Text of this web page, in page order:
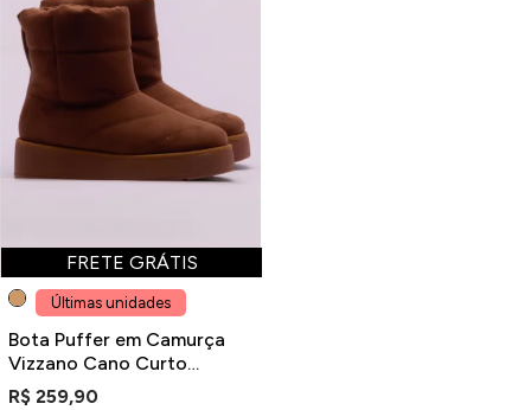
FRETE GRÁTIS
Últimas unidades
Bota Puffer em Camurça
Vizzano Cano Curto
Marrom
R$ 259,90